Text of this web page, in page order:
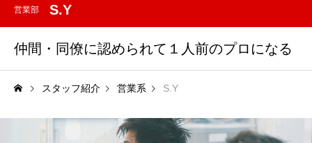
営業部 S.Y
仲間・同僚に認められて１人前のプロになる
スタッフ紹介 営業系 S.Y